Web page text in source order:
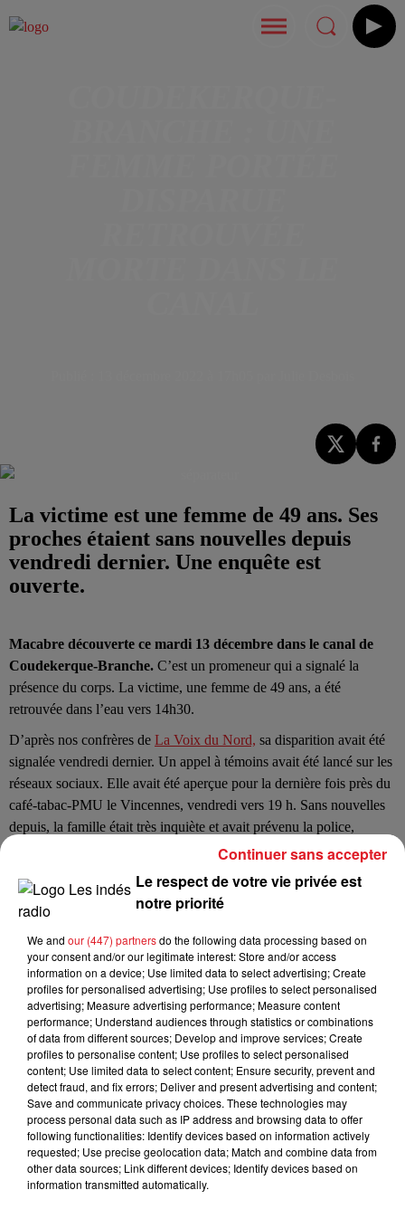
La victime est une femme de 49 ans. Ses
proches étaient sans nouvelles depuis
vendredi dernier. Une enquête est
ouverte.
Macabre découverte ce mardi 13 décembre dans le canal de
Coudekerque-Branche. C’est un promeneur qui a signalé la
présence du corps. La victime, une femme de 49 ans, a été
retrouvée dans l’eau vers 14h30.
D’après nos confrères de La Voix du Nord, sa disparition avait été
signalée vendredi dernier. Un appel à témoins avait été lancé sur les
réseaux sociaux. Elle avait été aperçue pour la dernière fois près du
café-tabac-PMU le Vincennes, vendredi vers 19 h. Sans nouvelles
depuis, la famille était très inquiète et avait prévenu la police,
d’autant que son téléphone avait été retrouvé près du Burger King,
Une enquête est ouverte pour déterminer les causes de la
FIL D'ACTUS
Le respect de votre vie privée est
notre priorité
We and our (447) partnersdo the following data processing based on
your consent and/or our legitimate interest: Store and/or access
information on a device; Use limited data to select advertising; Create
profiles for personalised advertising; Use profiles to select personalised
advertising; Measure advertising performance; Measure content
performance; Understand audiences through statistics or combinations
of data from different sources; Develop and improve services; Create
profiles to personalise content; Use profiles to select personalised
content; Use limited data to select content; Ensure security, prevent and
detect fraud, and fix errors; Deliver and present advertising and content;
Save and communicate privacy choices. These technologies may
process personal data such as IP address and browsing data to offer
following functionalities: Identify devices based on information actively
requested; Use precise geolocation data; Match and combine data from
other data sources; Link different devices; Identify devices based on
information transmitted automatically.
Continuer sans accepter